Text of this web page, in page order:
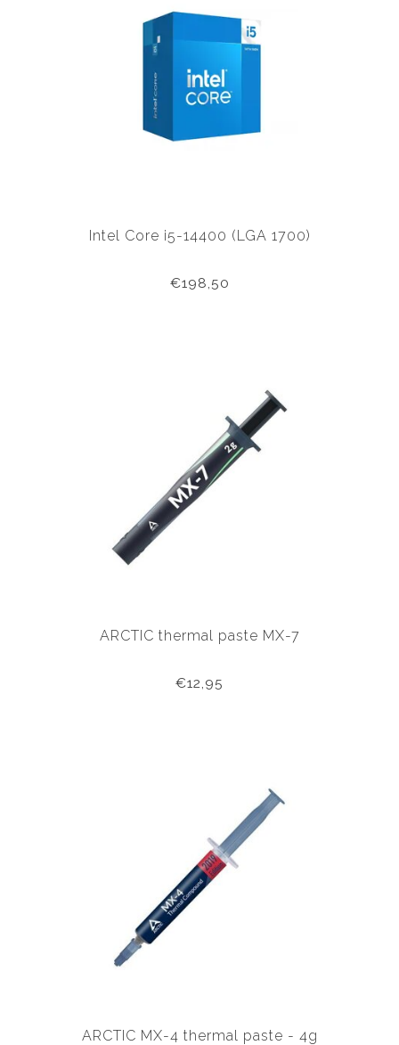
Intel Core i5-14400 (LGA 1700)
€198,50
ARCTIC thermal paste MX-7
€12,95
ARCTIC MX-4 thermal paste - 4g